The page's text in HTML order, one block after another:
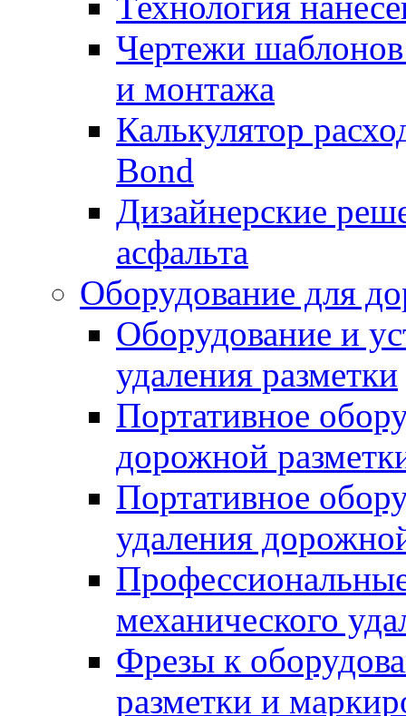
Чертежи шаблонов
и монтажа
Калькулятор
Bond
Дизайнерские
асфальта
Оборудование для
Оборудование и
удаления разметки
Портативное
дорожной
Портативное
удаления
механического
Фрезы к
разметки и